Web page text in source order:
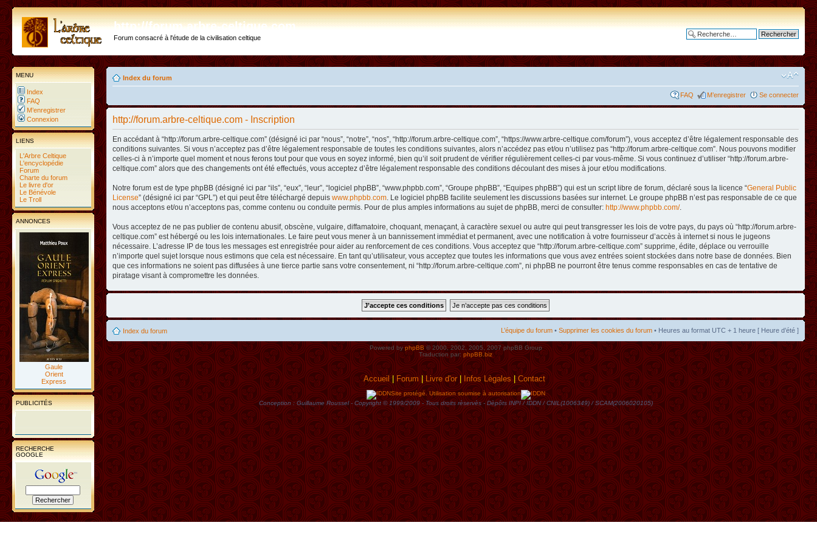
http://forum.arbre-celtique.com
Forum consacré à l'étude de la civilisation celtique
MENU
Index
FAQ
M’enregistrer
Connexion
LIENS
L'Arbre Celtique
L'encyclopédie
Forum
Charte du forum
Le livre d'or
Le Bénévole
Le Troll
ANNONCES
Gaule
Orient
Express
PUBLICITÉS
RECHERCHE
GOOGLE
Index du forum
FAQ M’enregistrer Se connecter
http://forum.arbre-celtique.com - Inscription
En accédant à “http://forum.arbre-celtique.com” (désigné ici par “nous”, “notre”, “nos”, “http://forum.arbre-celtique.com”, “https://www.arbre-celtique.com/forum”), vous acceptez d’être légalement responsable des
conditions suivantes. Si vous n’acceptez pas d’être légalement responsable de toutes les conditions suivantes, alors n’accédez pas et/ou n’utilisez pas “http://forum.arbre-celtique.com”. Nous pouvons modifier
celles-ci à n’importe quel moment et nous ferons tout pour que vous en soyez informé, bien qu’il soit prudent de vérifier régulièrement celles-ci par vous-même. Si vous continuez d’utiliser “http://forum.arbre-
celtique.com” alors que des changements ont été effectués, vous acceptez d’être légalement responsable des conditions découlant des mises à jour et/ou modifications.
Notre forum est de type phpBB (désigné ici par “ils”, “eux”, “leur”, “logiciel phpBB”, “www.phpbb.com”, “Groupe phpBB”, “Equipes phpBB”) qui est un script libre de forum, déclaré sous la licence “General Public
License” (désigné ici par “GPL”) et qui peut être téléchargé depuis www.phpbb.com . Le logiciel phpBB facilite seulement les discussions basées sur internet. Le groupe phpBB n’est pas responsable de ce que
nous acceptons et/ou n’acceptons pas, comme contenu ou conduite permis. Pour de plus amples informations au sujet de phpBB, merci de consulter: http://www.phpbb.com/.
Vous acceptez de ne pas publier de contenu abusif, obscène, vulgaire, diffamatoire, choquant, menaçant, à caractère sexuel ou autre qui peut transgresser les lois de votre pays, du pays où “http://forum.arbre-
celtique.com” est hébergé ou les lois internationales. Le faire peut vous mener à un bannissement immédiat et permanent, avec une notification à votre fournisseur d’accès à internet si nous le jugeons
nécessaire. L’adresse IP de tous les messages est enregistrée pour aider au renforcement de ces conditions. Vous acceptez que “http://forum.arbre-celtique.com” supprime, édite, déplace ou verrouille
n’importe quel sujet lorsque nous estimons que cela est nécessaire. En tant qu’utilisateur, vous acceptez que toutes les informations que vous avez entrées soient stockées dans notre base de données. Bien
que ces informations ne soient pas diffusées à une tierce partie sans votre consentement, ni “http://forum.arbre-celtique.com”, ni phpBB ne pourront être tenus comme responsables en cas de tentative de
piratage visant à compromettre les données.
Index du forum L’équipe du forum • Supprimer les cookies du forum • Heures au format UTC + 1 heure [ Heure d’été ]
Powered byphpBB© 2000, 2002, 2005, 2007 phpBB Group
Traduction par: phpBB.biz
Accueil|Forum|Livre d'or| Infos Lègales|Contact
Site protégé. Utilisation soumise à autorisation
Conception : Guillaume Roussel - Copyright © 1999/2009 - Tous droits rèservès - Dèpôts INPI / IDDN / CNIL(1006349) / SCAM(2006020105)